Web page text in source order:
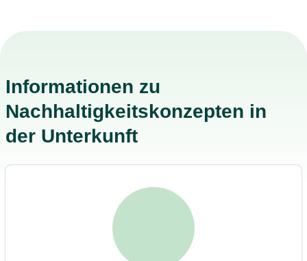
Informationen zu
Nachhaltigkeitskonzepten in
der Unterkunft